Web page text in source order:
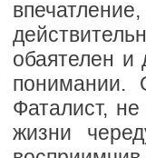
обаятелен и
понимании.
Фаталист,
жизни